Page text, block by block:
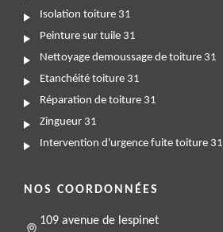
Isolation toiture 31
Peinture sur tuile 31
Nettoyage demoussage de toiture 31
Etanchéité toiture 31
Réparation de toiture 31
Zingueur 31
Intervention d'urgence fuite toiture 31
NOS COORDONNÉES
109 avenue de lespinet